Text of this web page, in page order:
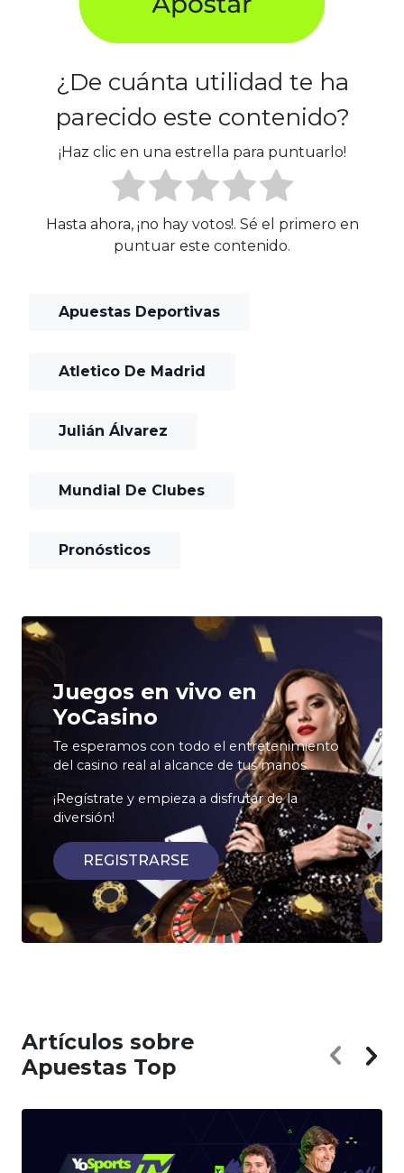
¿De cuánta utilidad te ha
parecido este contenido?
¡Haz clic en una estrella para puntuarlo!
Hasta ahora, ¡no hay votos!. Sé el primero en
puntuar este contenido.
Apuestas Deportivas
Atletico De Madrid
Julián Álvarez
Mundial De Clubes
Pronósticos
Juegos en vivo en
YoCasino
Te esperamos con todo el entretenimiento
del casino real al alcance de tus manos.
¡Regístrate y empieza a disfrutar de la
diversión!
REGISTRARSE
Artículos sobre
Apuestas Top